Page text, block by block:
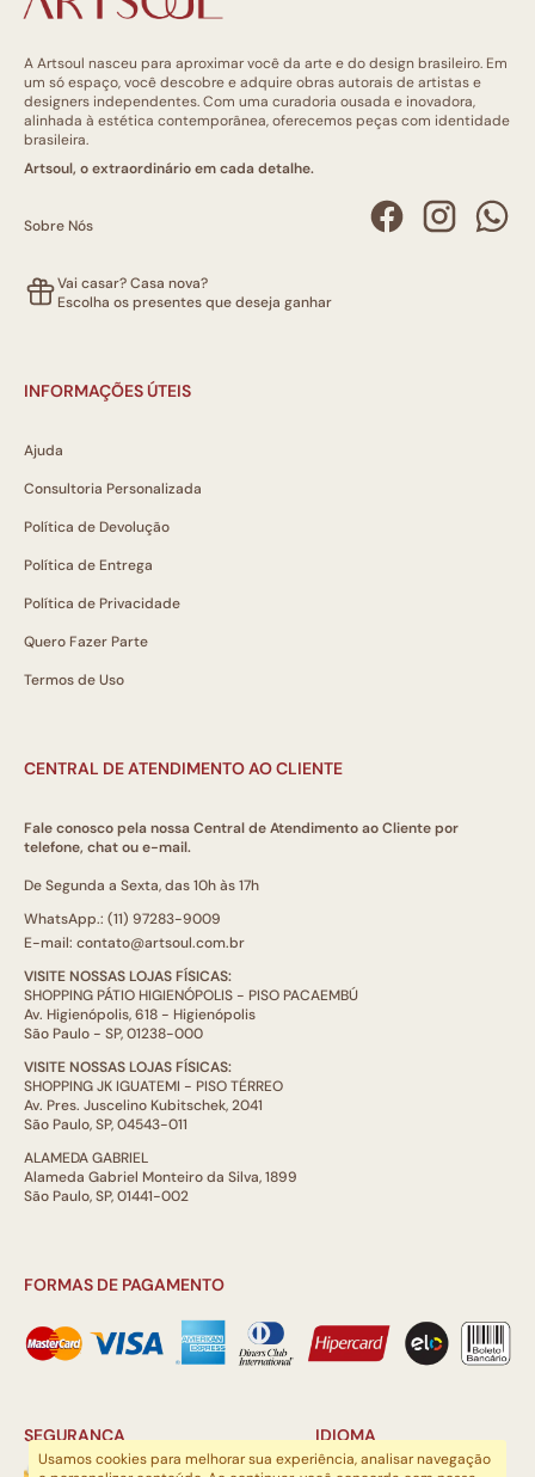
A Artsoul nasceu para aproximar você da arte e do design brasileiro. Em
um só espaço, você descobre e adquire obras autorais de artistas e
designers independentes. Com uma curadoria ousada e inovadora,
alinhada à estética contemporânea, oferecemos peças com identidade
brasileira.
Artsoul, o extraordinário em cada detalhe.
Sobre Nós
Vai casar? Casa nova?
Escolha os presentes que deseja ganhar
INFORMAÇÕES ÚTEIS
Ajuda
Consultoria Personalizada
Política de Devolução
Política de Entrega
Política de Privacidade
Quero Fazer Parte
Termos de Uso
CENTRAL DE ATENDIMENTO AO CLIENTE
Fale conosco pela nossa Central de Atendimento ao Cliente por
telefone, chat ou e-mail.
De Segunda a Sexta, das 10h às 17h
WhatsApp.: (11) 97283-9009
E-mail: contato@artsoul.com.br
VISITE NOSSAS LOJAS FÍSICAS:
SHOPPING PÁTIO HIGIENÓPOLIS - PISO PACAEMBÚ
Av. Higienópolis, 618 - Higienópolis
São Paulo - SP, 01238-000
VISITE NOSSAS LOJAS FÍSICAS:
SHOPPING JK IGUATEMI - PISO TÉRREO
Av. Pres. Juscelino Kubitschek, 2041
São Paulo, SP, 04543-011
ALAMEDA GABRIEL
Alameda Gabriel Monteiro da Silva, 1899
São Paulo, SP, 01441-002
FORMAS DE PAGAMENTO
SEGURANÇA IDIOMA
Usamos cookies para melhorar sua experiência, analisar navegação